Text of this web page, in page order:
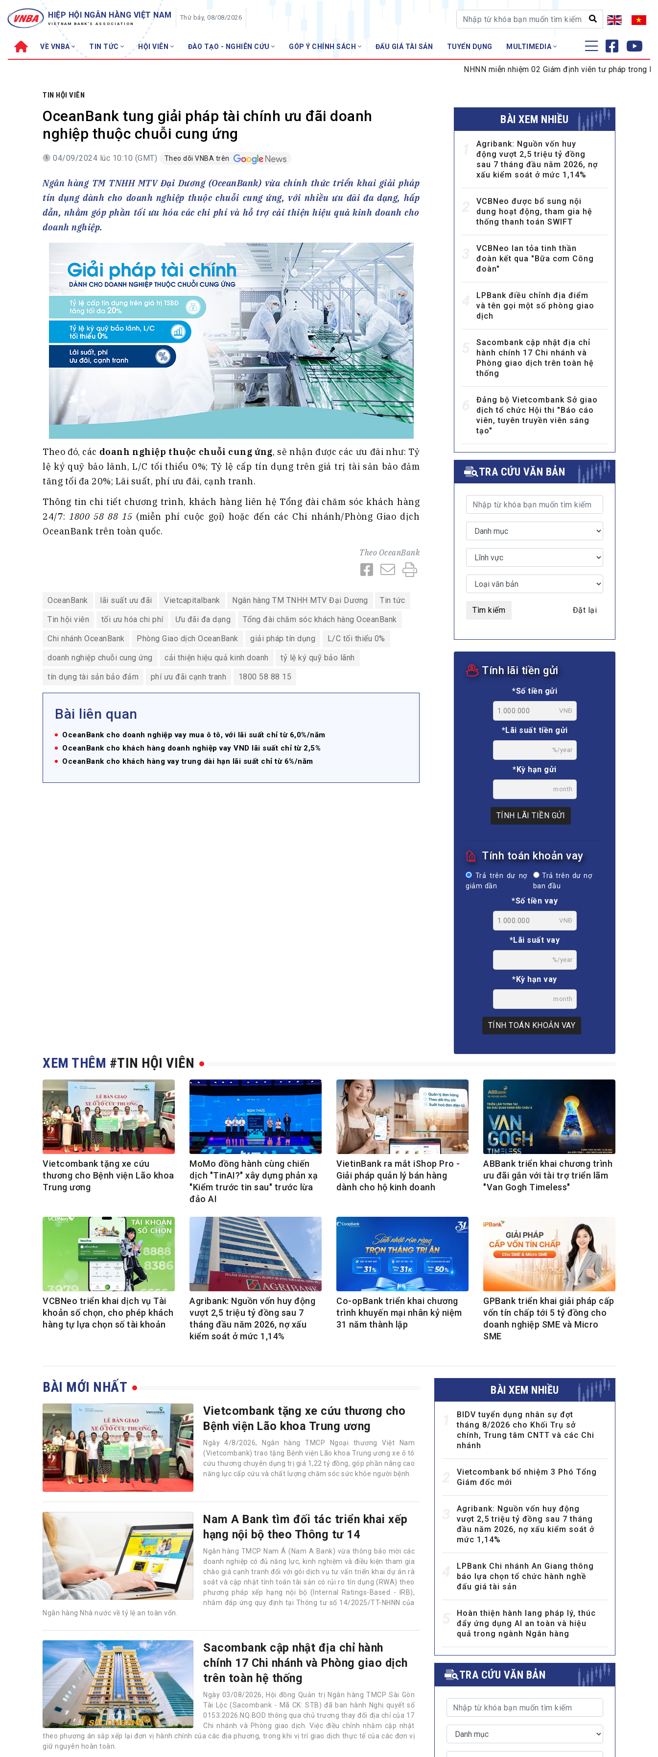
HIỆP HỘI NGÂN HÀNG VIỆT NAM
VIETNAM BANK'S ASSOCIATION
Thứ bảy, 08/08/2026
VỀ VNBA TIN TỨC HỘI VIÊN ĐÀO TẠO - NGHIÊN CỨU GÓP Ý CHÍNH SÁCH ĐẤU GIÁ TÀI SẢN TUYỂN DỤNG MULTIMEDIA
Sơ đồ tổ chức
Hội đồng Hiệp hội
Thường trực Hiệp hội
Cơ quan Thường trực
VNBA các thời kỳ
Thành tích – Giải thưởng
Bộ Chuẩn mực Đạo đức nghề nghiệp
30 năm VNBA
Bản tin Tuần VNBA
Tin Hội viên
Tin ngành ngân hàng
Đào tạo
Fintech
Tài chính Tiêu dùng
Thanh toán –Thẻ
Nhà quản trị
Cơ hội việc làm
GÓP Ý CHÍNH SÁCH
Dự thảo luật
Tư vấn – Hỏi đáp
ĐẤU GIÁ TÀI SẢN TUYỂN DỤNG
MULTIMEDIA
E-magazines
Photos
NHNN miễn nhiệm 02 Giám định viên tư pháp trong lĩnh vực tiền
TIN HỘI VIÊN
OceanBank tung giải pháp tài chính ưu đãi doanh
nghiệp thuộc chuỗi cung ứng
04/09/2024 lúc 10:10 (GMT) Theo dõi VNBA trên
Ngân hàng TM TNHH MTV Đại Dương (OceanBank) vừa chính thức triển khai giải pháp
tín dụng dành cho doanh nghiệp thuộc chuỗi cung ứng, với nhiều ưu đãi đa dạng, hấp
dẫn, nhằm góp phần tối ưu hóa các chi phí và hỗ trợ cải thiện hiệu quả kinh doanh cho
doanh nghiệp.
Theo đó, các doanh nghiệp thuộc chuỗi cung ứng, sẽ nhận được các ưu đãi như: Tỷ
lệ ký quỹ bảo lãnh, L/C tối thiểu 0%; Tỷ lệ cấp tín dụng trên giá trị tài sản bảo đảm
tăng tối đa 20%; Lãi suất, phí ưu đãi, cạnh tranh.
Thông tin chi tiết chương trình, khách hàng liên hệ Tổng đài chăm sóc khách hàng
24/7:1800 58 88 15 (miễn phí cuộc gọi) hoặc đến các Chi nhánh/Phòng Giao dịch
OceanBank trên toàn quốc.
Theo OceanBank
OceanBank lãi suất ưu đãi Vietcapitalbank Ngân hàng TM TNHH MTV Đại Dương Tin tức
Tin hội viên tối ưu hóa chi phí Ưu đãi đa dạng Tổng đài chăm sóc khách hàng OceanBank
Chi nhánh OceanBank Phòng Giao dịch OceanBank giải pháp tín dụng L/C tối thiểu 0%
doanh nghiệp chuỗi cung ứng cải thiện hiệu quả kinh doanh tỷ lệ ký quỹ bảo lãnh
tín dụng tài sản bảo đảm phí ưu đãi cạnh tranh 1800 58 88 15
Bài liên quan
OceanBank cho doanh nghiệp vay mua ô tô, với lãi suất chỉ từ 6,0%/năm
OceanBank cho khách hàng doanh nghiệp vay VND lãi suất chỉ từ 2,5%
OceanBank cho khách hàng vay trung dài hạn lãi suất chỉ từ 6%/năm
BÀI XEM NHIỀU
Agribank: Nguồn vốn huy
động vượt 2,5 triệu tỷ đồng
sau 7 tháng đầu năm 2026, nợ
xấu kiểm soát ở mức 1,14%
VCBNeo được bổ sung nội
dung hoạt động, tham gia hệ
thống thanh toán SWIFT
VCBNeo lan tỏa tinh thần
đoàn kết qua "Bữa cơm Công
đoàn"
LPBank điều chỉnh địa điểm
và tên gọi một số phòng giao
dịch
Sacombank cập nhật địa chỉ
hành chính 17 Chi nhánh và
Phòng giao dịch trên toàn hệ
thống
Đảng bộ Vietcombank Sở giao
dịch tổ chức Hội thi "Báo cáo
viên, tuyên truyền viên sáng
tạo"
TRA CỨU VĂN BẢN
Tìm kiếm Đặt lại
Tính lãi tiền gửi
*Số tiền gửi
VNĐ
*Lãi suất tiền gửi
%/year
*Kỳ hạn gửi
month
TÍNH LÃI TIỀN GỬI
Tính toán khoản vay
Trả trên dư nợ
giảm dần
Trả trên dư nợ
ban đầu
*Số tiền vay
VNĐ
*Lãi suất vay
%/year
*Kỳ hạn vay
month
TÍNH TOÁN KHOẢN VAY
XEM THÊM #TIN HỘI VIÊN
Vietcombank tặng xe cứu
thương cho Bệnh viện Lão khoa
Trung ương
MoMo đồng hành cùng chiến
dịch "TinAI?" xây dựng phản xạ
"Kiểm trước tin sau" trước lừa
đảo AI
VietinBank ra mắt iShop Pro -
Giải pháp quản lý bán hàng
dành cho hộ kinh doanh
ABBank triển khai chương trình
ưu đãi gắn với tài trợ triển lãm
"Van Gogh Timeless"
VCBNeo triển khai dịch vụ Tài
khoản số chọn, cho phép khách
hàng tự lựa chọn số tài khoản
Agribank: Nguồn vốn huy động
vượt 2,5 triệu tỷ đồng sau 7
tháng đầu năm 2026, nợ xấu
kiểm soát ở mức 1,14%
Co-opBank triển khai chương
trình khuyến mại nhân kỷ niệm
31 năm thành lập
GPBank triển khai giải pháp cấp
vốn tín chấp tới 5 tỷ đồng cho
doanh nghiệp SME và Micro
SME
BÀI MỚI NHẤT
Vietcombank tặng xe cứu thương cho
Bệnh viện Lão khoa Trung ương
Ngày 4/8/2026, Ngân hàng TMCP Ngoại thương Việt Nam
(Vietcombank) trao tặng Bệnh viện Lão khoa Trung ương xe ô tô
cứu thương chuyên dụng trị giá 1,22 tỷ đồng, góp phần nâng cao
năng lực cấp cứu và chất lượng chăm sóc sức khỏe người bệnh.
Nam A Bank tìm đối tác triển khai xếp
hạng nội bộ theo Thông tư 14
Ngân hàng TMCP Nam Á (Nam A Bank) vừa thông báo mời các
doanh nghiệp có đủ năng lực, kinh nghiệm và điều kiện tham gia
chào giá cạnh tranh đối với gói dịch vụ tư vấn triển khai dự án rà
soát và cập nhật tính toán tài sản có rủi ro tín dụng (RWA) theo
phương pháp xếp hạng nội bộ (Internal Ratings-Based - IRB),
nhằm đáp ứng quy định tại Thông tư số 14/2025/TT-NHNN của
Ngân hàng Nhà nước về tỷ lệ an toàn vốn.
Sacombank cập nhật địa chỉ hành
chính 17 Chi nhánh và Phòng giao dịch
trên toàn hệ thống
Ngày 03/08/2026, Hội đồng Quản trị Ngân hàng TMCP Sài Gòn
Tài Lộc (Sacombank - Mã CK: STB) đã ban hành Nghị quyết số
0153.2026.NQ.BOD thông qua chủ trương thay đổi địa chỉ của 17
Chi nhánh và Phòng giao dịch. Việc điều chỉnh nhằm cập nhật
theo phương án sắp xếp lại đơn vị hành chính của các địa phương, trong khi vị trí giao dịch thực tế của các đơn vị
giữ nguyên hoàn toàn.
BÀI XEM NHIỀU
BIDV tuyển dụng nhân sự đợt
tháng 8/2026 cho Khối Trụ sở
chính, Trung tâm CNTT và các Chi
nhánh
Vietcombank bổ nhiệm 3 Phó Tổng
Giám đốc mới
Agribank: Nguồn vốn huy động
vượt 2,5 triệu tỷ đồng sau 7 tháng
đầu năm 2026, nợ xấu kiểm soát ở
mức 1,14%
LPBank Chi nhánh An Giang thông
báo lựa chọn tổ chức hành nghề
đấu giá tài sản
Hoàn thiện hành lang pháp lý, thúc
đẩy ứng dụng AI an toàn và hiệu
quả trong ngành Ngân hàng
TRA CỨU VĂN BẢN